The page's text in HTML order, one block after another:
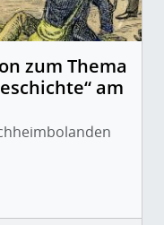
zum Thema
am